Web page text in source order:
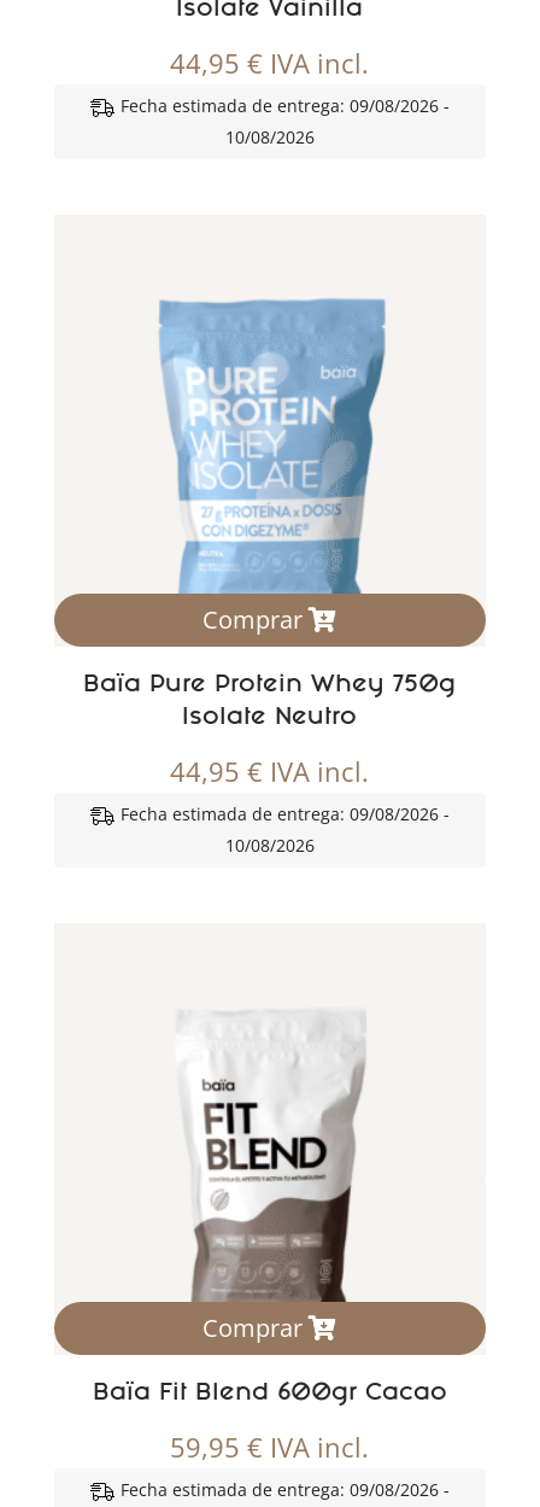
Isolate Vainilla
44,95€ IVA incl.
Fecha estimada de entrega: 09/08/2026 -
10/08/2026
Comprar
Baïa Pure Protein Whey 750g
Isolate Neutro
44,95€ IVA incl.
Fecha estimada de entrega: 09/08/2026 -
10/08/2026
Comprar
Baïa Fit Blend 600gr Cacao
59,95€ IVA incl.
Fecha estimada de entrega: 09/08/2026 -